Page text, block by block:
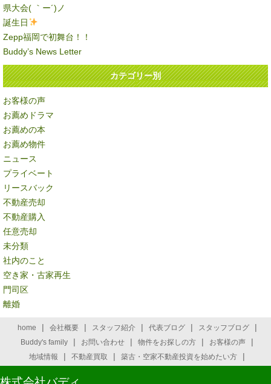
県大会( ｀ー´)ノ
誕生日
Zepp福岡で初舞台！！
Buddy’s News Letter
カテゴリー別
お客様の声
お薦めドラマ
お薦めの本
お薦め物件
ニュース
プライベート
リースバック
不動産売却
不動産購入
任意売却
未分類
社内のこと
空き家・古家再生
門司区
離婚
home | 会社概要 | スタッフ紹介 | 代表ブログ | スタッフブログ |
Buddy's family | お問い合わせ | 物件をお探しの方 | お客様の声 |
地域情報 | 不動産買取 | 築古・空家不動産投資を始めたい方 |